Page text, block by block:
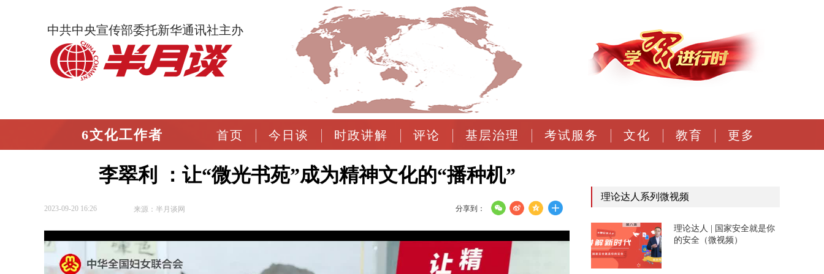
中共中央宣传部委托新华通讯社主办
6文化工作者 首页 今日谈 时政讲解 评论 基层治理 考试服务 文化 教育 更多
李翠利 ：让“微光书苑”成为精神文化的“播种机”
2023-09-20 16:26 来源：半月谈网 分享到：
理论达人系列微视频
理论达人 | 国家安全就是你
的安全（微视频）